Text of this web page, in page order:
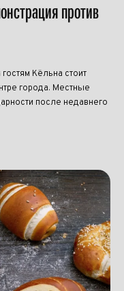
против
Кёльна стоит
города. Местные
после недавнего